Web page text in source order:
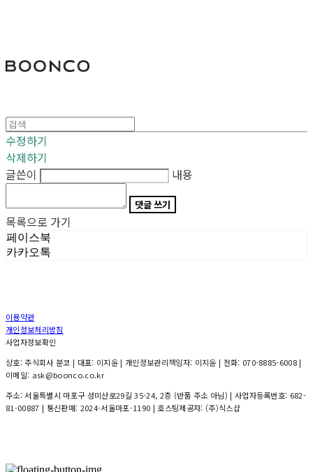
수정하기
삭제하기
글쓴이
내용
댓글 쓰기
목록으로 가기
페이스북
카카오톡
이용약관
개인정보처리방침
사업자정보확인
상호: 주식회사 분코 | 대표: 이지윤 | 개인정보관리책임자: 이지윤 | 전화: 070-8885-6008 |
이메일: ask@boonco.co.kr
주소: 서울특별시 마포구 성미산로29길 35-24, 2층 (반품 주소 아님) | 사업자등록번호: 682-
81-00887 | 통신판매: 2024-서울마포-1190 | 호스팅제공자: (주)식스샵